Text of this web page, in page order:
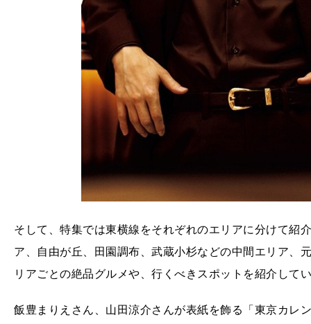
そして、特集では東横線をそれぞれのエリアに分けて紹
ア、自由が丘、田園調布、武蔵小杉などの中間エリア、
リアごとの絶品グルメや、行くべきスポットを紹介して
飯豊まりえさん、山田涼介さんが表紙を飾る「東京カレ